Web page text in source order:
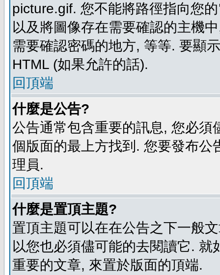
picture.gif. 您不能將路徑指向您
以及將圖像存在需要確認的主機
需要確認密碼的地方, 等等. 要顯
HTML (如果允許的話).
回頂端
什麼是公告?
公告通常包含重要的訊息, 您必
個版面的最上方找到. 您要發布
理員.
回頂端
什麼是置頂主題?
置頂主題可以在在公告之下一般
以您也必須儘可能的去閱讀它.
重要的文章, 來置於版面的頂端.